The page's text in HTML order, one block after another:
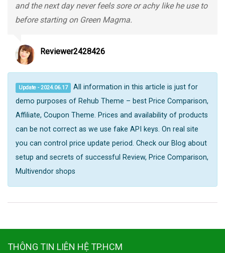
and the next day never feels sore or achy like he use to
before starting on Green Magma.
Reviewer2428426
Update - 2024.06.17
All information in this article is just for
demo purposes of Rehub Theme – best Price Comparison,
Affiliate, Coupon Theme. Prices and availability of products
can be not correct as we use fake API keys. On real site
you can control price update period. Check our Blog about
setup and secrets of successful Review, Price Comparison,
Multivendor shops
THÔNG TIN LIÊN HỆ TP.HCM